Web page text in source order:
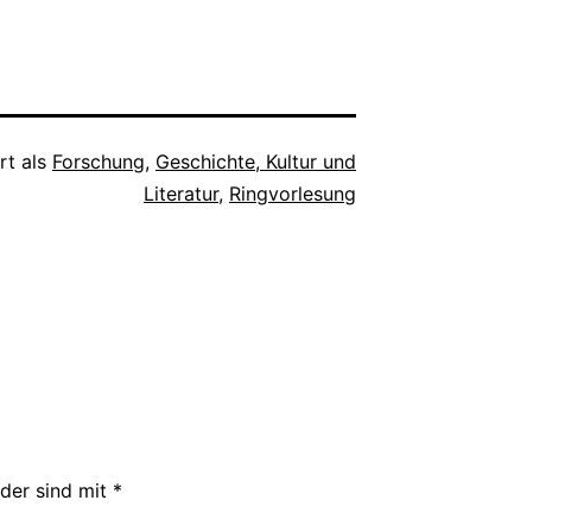
als Forschung, Geschichte, Kultur und
Literatur, Ringvorlesung
sind mit *